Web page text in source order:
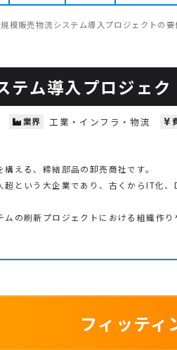
模販売物流システム導入プロジェクトの
テム導入プロジェ
業界 工業・インフラ・物流
える、締結部品の卸売商社です。
という大企業であり、古くからIT化
の刷新プロジェクトにおける組織作
フィッティ